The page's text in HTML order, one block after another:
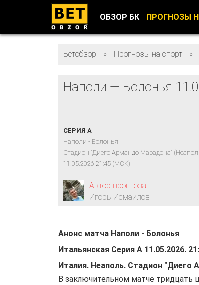
ОБЗОР БК ПРОГНОЗЫ
Бетобзор » Прогнозы на спорт »
Наполи — Болонья
СЕРИЯ А
Наполи - Болонья
Стадион "Диего Армандо Марадона"
11.05.2026 21:45 (МСК)
Автор прогноза:
Игорь Исмаилов
В заключительном матче тридцать
Анонс матча Наполи - Болонья
Итальянская Серия А 11.05.2026.
Италия. Неаполь. Стадион "Диего